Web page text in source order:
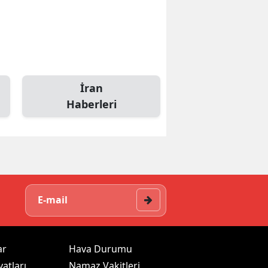
İran
Haberleri
Hava Durumu